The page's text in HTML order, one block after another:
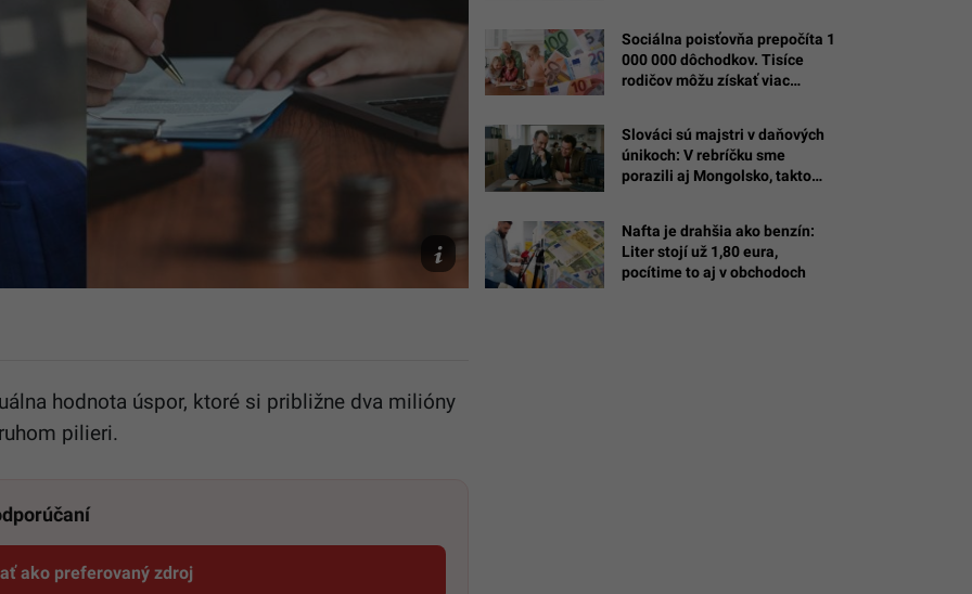
TASR/Jaroslav
Canva
hodnota úspor, ktoré si približne dva milióny
pilieri.
ako preferovaný zdroj
Startitup, odkaz sa otvorí v novom okne
Sociálna poisťovňa prepočíta 1
000 000 dôchodkov. Tisíce
rodičov môžu získať viac
Slováci sú majstri v daňových
únikoch: V rebríčku sme
porazili aj Mongolsko, takto
Nafta je drahšia ako benzín:
Liter stojí už 1,80 eura,
pocítime to aj v obchodoch